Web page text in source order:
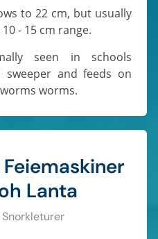
- 15 cm range.
sweeper and feeds on
worms.
Lanta